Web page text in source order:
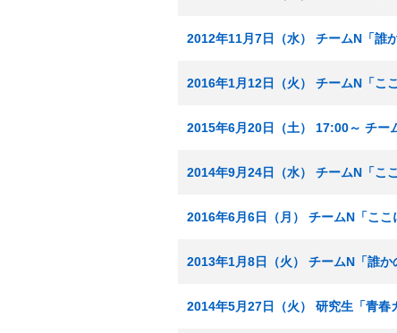
2012年11月7日（水） チームN「誰
2016年1月12日（火） チームN「こ
2015年6月20日（土） 17:00～ チー
2014年9月24日（水） チームN「こ
2016年6月6日（月） チームN「こ
2013年1月8日（火） チームN「誰
2014年5月27日（火） 研究生「青